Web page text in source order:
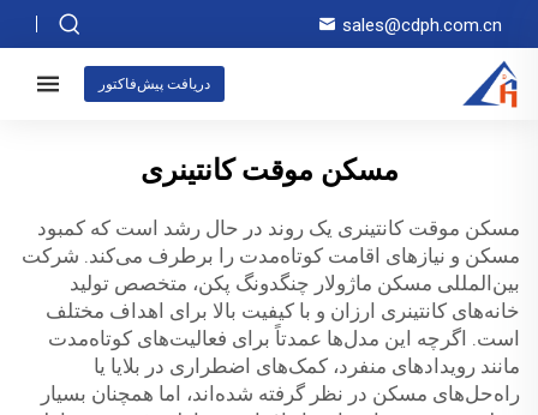
sales@cdph.com.cn
دریافت پیش‌فاکتور
مسکن موقت کانتینری
مسکن موقت کانتینری یک روند در حال رشد است که کمبود
مسکن و نیازهای اقامت کوتاه‌مدت را برطرف می‌کند. شرکت
بین‌المللی مسکن ماژولار چنگدونگ پکن، متخصص تولید
خانه‌های کانتینری ارزان و با کیفیت بالا برای اهداف مختلف
است. اگرچه این مدل‌ها عمدتاً برای فعالیت‌های کوتاه‌مدت
مانند رویدادهای منفرد، کمک‌های اضطراری در بلایا یا
راه‌حل‌های مسکن در نظر گرفته شده‌اند، اما همچنان بسیار